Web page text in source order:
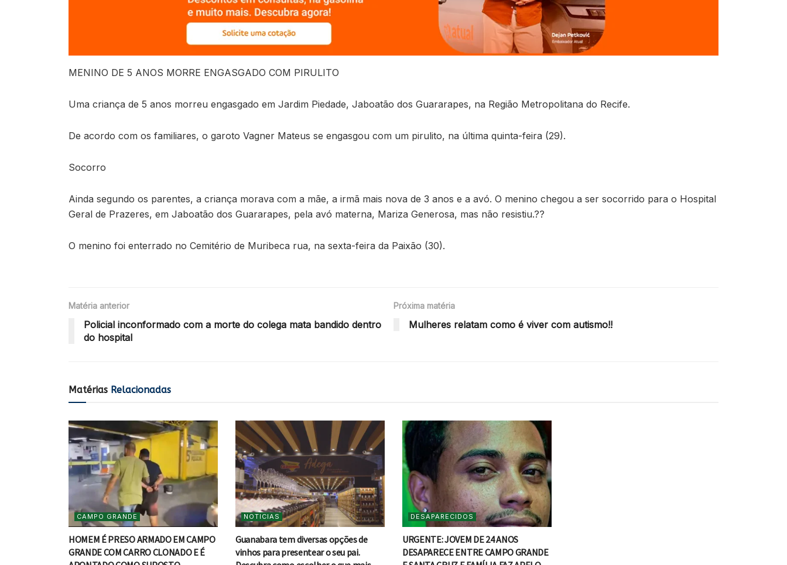
MENINO DE 5 ANOS MORRE ENGASGADO COM PIRULITO
Uma criança de 5 anos morreu engasgado em Jardim Piedade, Jaboatão dos Guararapes, na Região Metropolitana do Recife.
De acordo com os familiares, o garoto Vagner Mateus se engasgou com um pirulito, na última quinta-feira (29).
Socorro
Ainda segundo os parentes, a criança morava com a mãe, a irmã mais nova de 3 anos e a avó. O menino chegou a ser socorrido para o Hospital
Geral de Prazeres, em Jaboatão dos Guararapes, pela avó materna, Mariza Generosa, mas não resistiu.??
O menino foi enterrado no Cemitério de Muribeca rua, na sexta-feira da Paixão (30).
Matéria anterior
Policial inconformado com a morte do colega mata bandido dentro
do hospital
Próxima matéria
Mulheres relatam como é viver com autismo!!
Matérias Relacionadas
CAMPO GRANDE
HOMEM É PRESO ARMADO EM CAMPO
GRANDE COM CARRO CLONADO E É
NOTICIAS
Guanabara tem diversas opções de
vinhos para presentear o seu pai.
DESAPARECIDOS
URGENTE: JOVEM DE 24 ANOS
DESAPARECE ENTRE CAMPO GRANDE